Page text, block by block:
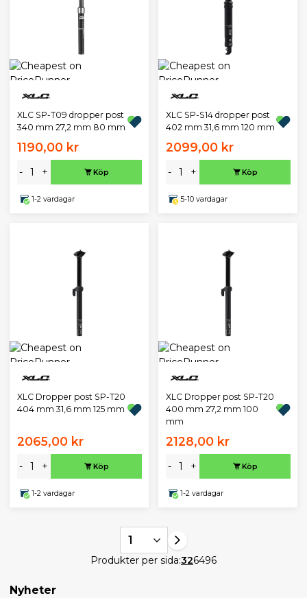
XLC SP-T09 dropper post
340 mm 27,2 mm 80 mm
1190,00 kr
- + Köp
1-2 vardagar
XLC SP-S14 dropper post
402 mm 31,6 mm 120 mm
2099,00 kr
- + Köp
5-10 vardagar
XLC Dropper post SP-T20
404 mm 31,6 mm 125 mm
2065,00 kr
- + Köp
1-2 vardagar
XLC Dropper post SP-T20
400 mm 27,2 mm 100
mm
2128,00 kr
- + Köp
1-2 vardagar
1
Produkter per sida:326496
Nyheter